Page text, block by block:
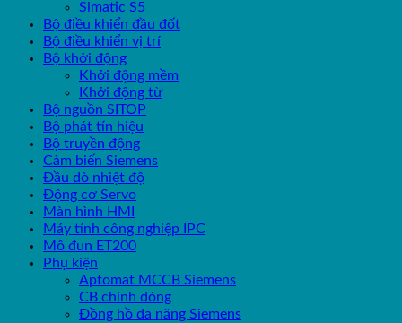
Simatic S5
Bộ điều khiển đầu đốt
Bộ điều khiển vị trí
Bộ khởi động
Khởi động mềm
Khởi động từ
Bộ nguồn SITOP
Bộ phát tín hiệu
Bộ truyền động
Cảm biến Siemens
Đầu dò nhiệt độ
Động cơ Servo
Màn hình HMI
Máy tính công nghiệp IPC
Mô đun ET200
Phụ kiện
Aptomat MCCB Siemens
CB chỉnh dòng
Đồng hồ đa năng Siemens